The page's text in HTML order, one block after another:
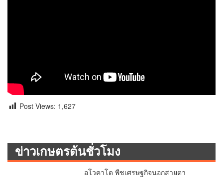
Post Views: 1,627
ข่าวเกษตรต้นชั่วโมง
อโวคาโด พืชเศรษฐกิจนอกสายตา